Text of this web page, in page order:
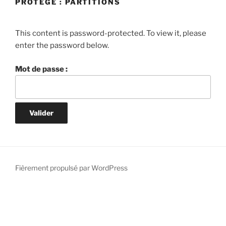
PROTÉGÉ : PARTITIONS
This content is password-protected. To view it, please
enter the password below.
Mot de passe :
Fièrement propulsé par WordPress